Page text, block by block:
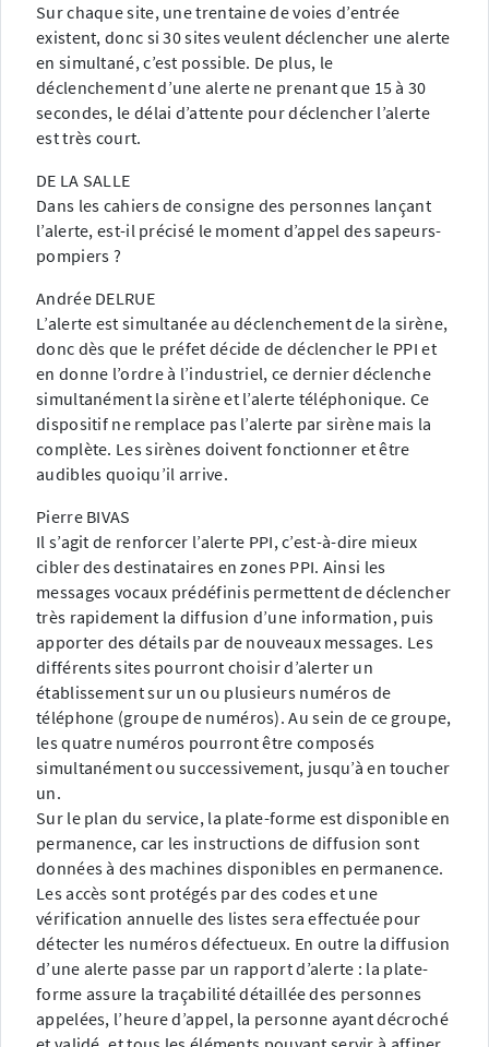
Sur chaque site, une trentaine de voies d’entrée
existent, donc si 30 sites veulent déclencher une alerte
en simultané, c’est possible. De plus, le
déclenchement d’une alerte ne prenant que 15 à 30
secondes, le délai d’attente pour déclencher l’alerte
est très court.
DE LA SALLE
Dans les cahiers de consigne des personnes lançant
l’alerte, est-il précisé le moment d’appel des sapeurs-
pompiers ?
Andrée DELRUE
L’alerte est simultanée au déclenchement de la sirène,
donc dès que le préfet décide de déclencher le PPI et
en donne l’ordre à l’industriel, ce dernier déclenche
simultanément la sirène et l’alerte téléphonique. Ce
dispositif ne remplace pas l’alerte par sirène mais la
complète. Les sirènes doivent fonctionner et être
audibles quoiqu’il arrive.
Pierre BIVAS
Il s’agit de renforcer l’alerte PPI, c’est-à-dire mieux
cibler des destinataires en zones PPI. Ainsi les
messages vocaux prédéfinis permettent de déclencher
très rapidement la diffusion d’une information, puis
apporter des détails par de nouveaux messages. Les
différents sites pourront choisir d’alerter un
établissement sur un ou plusieurs numéros de
téléphone (groupe de numéros). Au sein de ce groupe,
les quatre numéros pourront être composés
simultanément ou successivement, jusqu’à en toucher
un.
Sur le plan du service, la plate-forme est disponible en
permanence, car les instructions de diffusion sont
données à des machines disponibles en permanence.
Les accès sont protégés par des codes et une
vérification annuelle des listes sera effectuée pour
détecter les numéros défectueux. En outre la diffusion
d’une alerte passe par un rapport d’alerte : la plate-
forme assure la traçabilité détaillée des personnes
appelées, l’heure d’appel, la personne ayant décroché